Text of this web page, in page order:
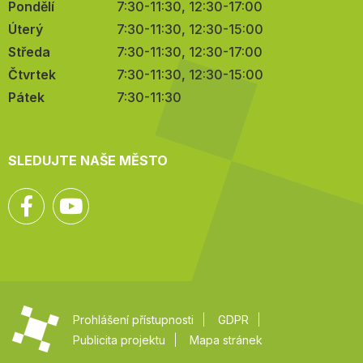
Pondělí
7:30-11:30, 12:30-17:00
Úterý
7:30-11:30, 12:30-15:00
Středa
7:30-11:30, 12:30-17:00
Čtvrtek
7:30-11:30, 12:30-15:00
Pátek
7:30-11:30
SLEDUJTE NAŠE MĚSTO
Facebook
Prohlášení přístupnosti
GDPR
Publicita projektu
Mapa stránek